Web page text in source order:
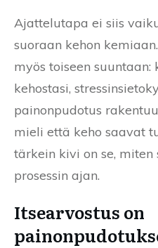
Ajattelutapa ei siis
suoraan kehon
myös toiseen
kehostasi,
painonpudotus
mieli että keho saavat
tärkein kivi on se,
prosessin ajan.
Itsearvostus on